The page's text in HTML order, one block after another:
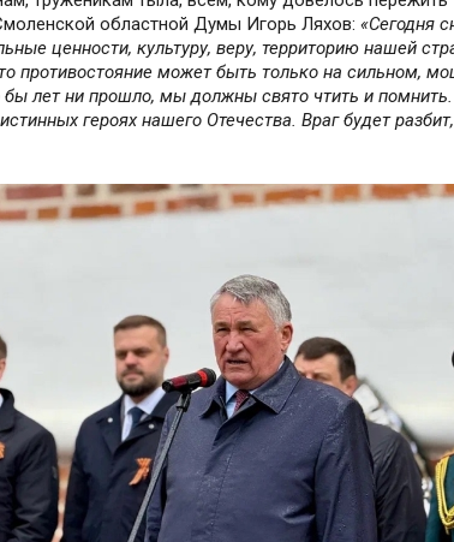
областной Думы Игорь Ляхов: «Сегодня
ценности, культуру, веру, территорию нашей
противостояние может быть только на сильном,
бы лет ни прошло, мы должны свято чтить и
героях нашего Отечества. Враг будет